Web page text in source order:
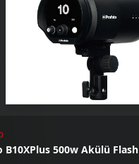
B10XPlus 500w Akülü Flash